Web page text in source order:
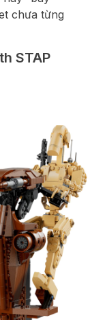
chưa từng
STAP